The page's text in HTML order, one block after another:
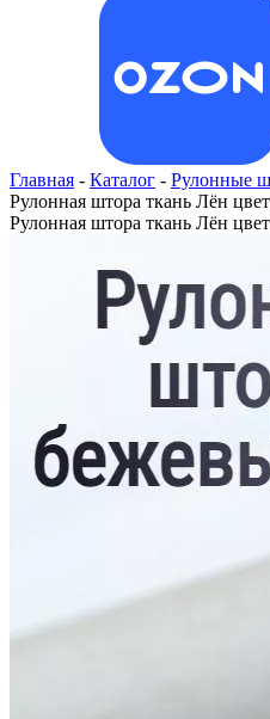
Главная - Каталог - Рулонные
Рулонная штора ткань Лён
Рулонная штора ткань Лён